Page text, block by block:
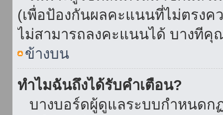
(เพื่อป้องกันผลคะแนนที่ไม่ตรง
ไม่สามารถลงคะแนนได้ บางที
ข้างบน
ทำไมฉันถึงได้รับคำเตือน?
บางบอร์ดผู้ดูแลระบบกำหนดก